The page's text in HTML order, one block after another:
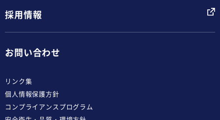
採用情報
お問い合わせ
リンク集
個人情報保護方針
コンプライアンスプログラム